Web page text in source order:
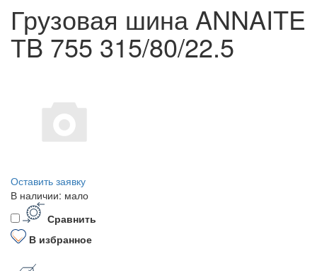
Грузовая шина ANNAITE
ТB 755 315/80/22.5
Оставить заявку
В наличии: мало
Сравнить
В избранное